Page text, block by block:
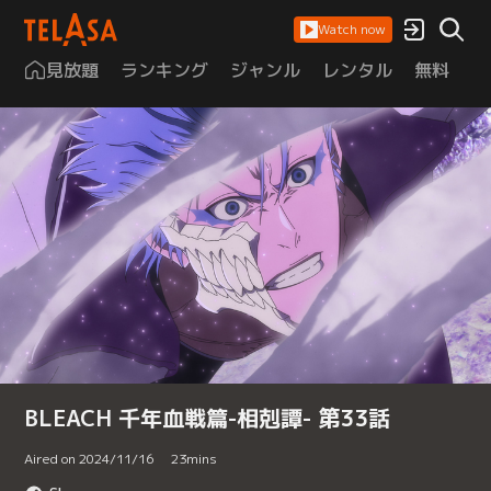
Watch now
見放題 ランキング ジャンル レンタル 無料
BLEACH 千年血戦篇-相剋譚- 第33話
Aired on 2024/11/16 23mins